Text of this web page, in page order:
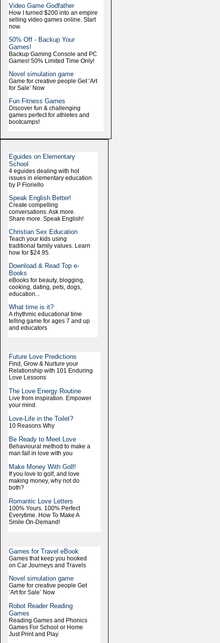
Video Game Godfather
How I turned $200 into an empire
selling video games online. Start
now.
50% Off - Backup Your
Games!
Backup Gaming Console and PC
Games! 50% Limited Time Only!
Novel simulation game
Game for creative people Get ’Art
for Sale’ Now
Fun Fitness Games
Discover fun & challenging
games perfect for athletes and
bootcamps!
Eguides on Elementary
School
4 eguides dealing with hot
issues in elementary education
by P Fioriello
Speak English Better!
Create compelling
conversations. Ask more.
Share more. Speak English!
Christian Sex Education
Teach your kids using
traditional family values. Learn
how for $24.95.
Download & Read Top e-
Books
eBooks for beauty, blogging,
cooking, dating, pets, dogs,
education...
What time is it?
A rhythmic educational time
telling game for ages 7 and up
and educators
Future Love Predictions
Find, Grow & Nurture your
Relationship with 101 Enduring
Love Lessons
The Love Energy Routine
Live from inspiration. Empower
your mind.
Love-Life in the Toilet?
10 Reasons Why
Be Ready to Meet Love
Behavioural method to make a
man fall in love with you
Make Money With Golf!
If you love to golf, and love
making money, why not do
both?
Romantic Love Letters
100% Yours. 100% Perfect
Everytime. How To Make A
Smile On-Demand!
Games for Travel eBook
Games that keep you hooked
on Car Journeys and Travels
Novel simulation game
Game for creative people Get
’Art for Sale’ Now
Robot Reader Reading
Games
Reading Games and Phonics
Games For School or Home
Just Print and Play